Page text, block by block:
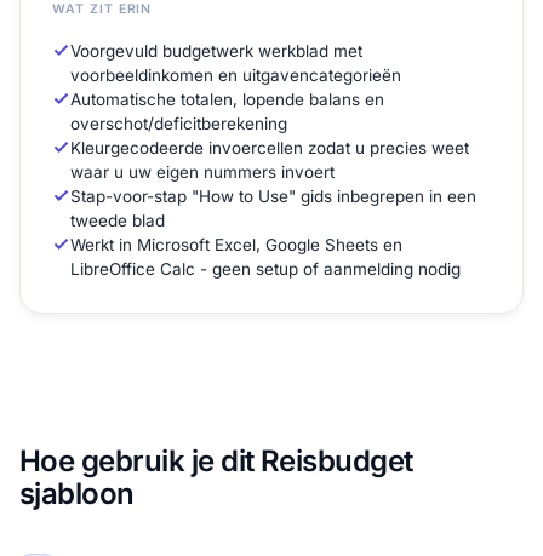
WAT ZIT ERIN
Voorgevuld budgetwerk werkblad met
voorbeeldinkomen en uitgavencategorieën
Automatische totalen, lopende balans en
overschot/deficitberekening
Kleurgecodeerde invoercellen zodat u precies weet
waar u uw eigen nummers invoert
Stap-voor-stap "How to Use" gids inbegrepen in een
tweede blad
Werkt in Microsoft Excel, Google Sheets en
LibreOffice Calc - geen setup of aanmelding nodig
Hoe gebruik je dit Reisbudget
sjabloon